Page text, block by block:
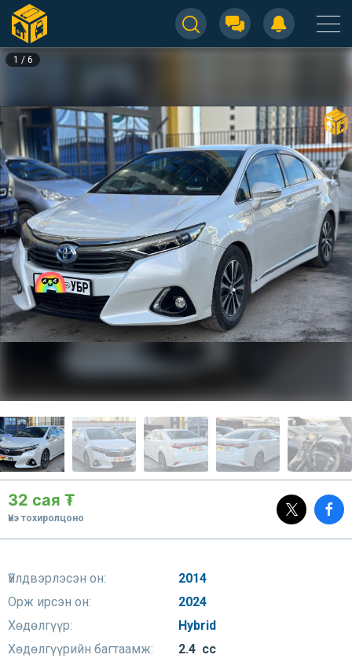
1 / 6
32 сая ₮
Үнэ тохиролцоно
Үйлдвэрлэсэн он:
2014
Орж ирсэн он:
2024
Хөдөлгүүр:
Hybrid
Хөдөлгүүрийн багтаамж:
2.4 сс